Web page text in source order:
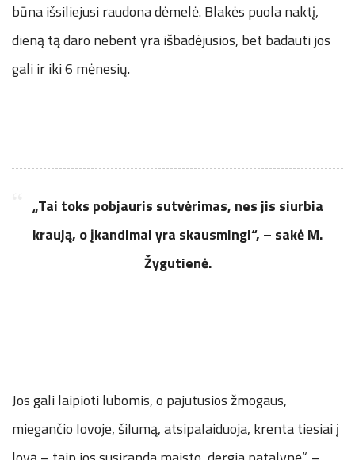
būna išsiliejusi raudona dėmelė. Blakės puola naktį,
dieną tą daro nebent yra išbadėjusios, bet badauti jos
gali ir iki 6 mėnesių.
„Tai toks pobjauris sutvėrimas, nes jis siurbia
kraują, o įkandimai yra skausmingi“, – sakė M.
Žygutienė.
Jos gali laipioti lubomis, o pajutusios žmogaus,
miegančio lovoje, šilumą, atsipalaiduoja, krenta tiesiai į